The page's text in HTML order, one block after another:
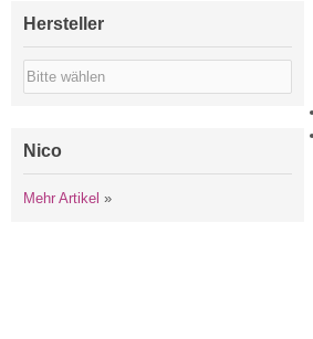
Hersteller
Nico
Mehr Artikel »